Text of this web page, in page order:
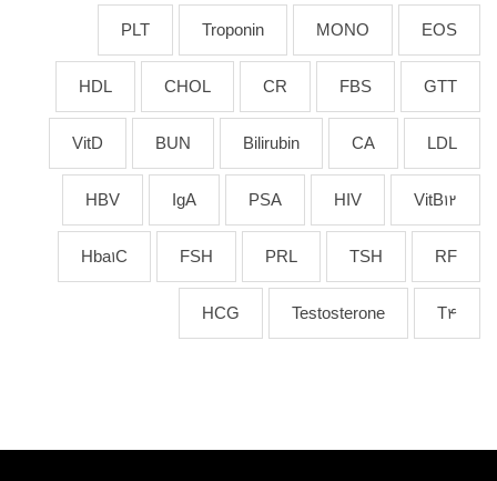
EOS
MONO
Troponin
PLT
GTT
FBS
CR
CHOL
HDL
LDL
CA
Bilirubin
BUN
VitD
VitB12
HIV
PSA
IgA
HBV
RF
TSH
PRL
FSH
Hba1C
T4
Testosterone
HCG